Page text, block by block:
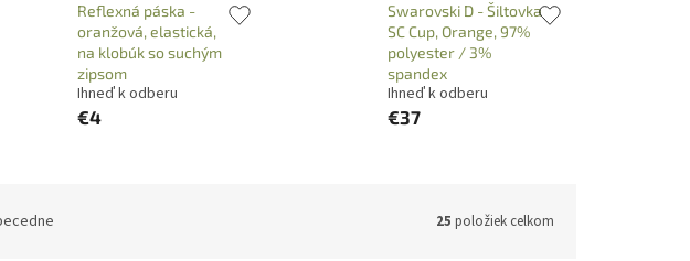
Reflexná páska -
oranžová, elastická,
na klobúk so suchým
zipsom
Ihneď k odberu
€4
Swarovski D - Šiltovka
SC Cup, Orange, 97%
polyester / 3%
spandex
Ihneď k odberu
€37
25 položiek celkom